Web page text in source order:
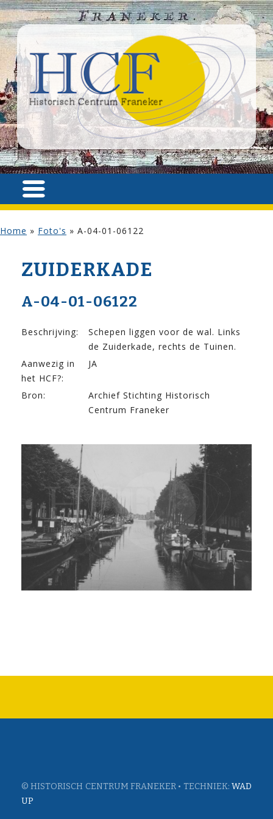
Home » Foto's » A-04-01-06122
ZUIDERKADE
A-04-01-06122
Beschrijving:
Schepen liggen voor de wal. Links
de Zuiderkade, rechts de Tuinen.
Aanwezig in
het HCF?:
JA
Bron:
Archief Stichting Historisch
Centrum Franeker
© HISTORISCH CENTRUM FRANEKER • TECHNIEK: WAD
UP